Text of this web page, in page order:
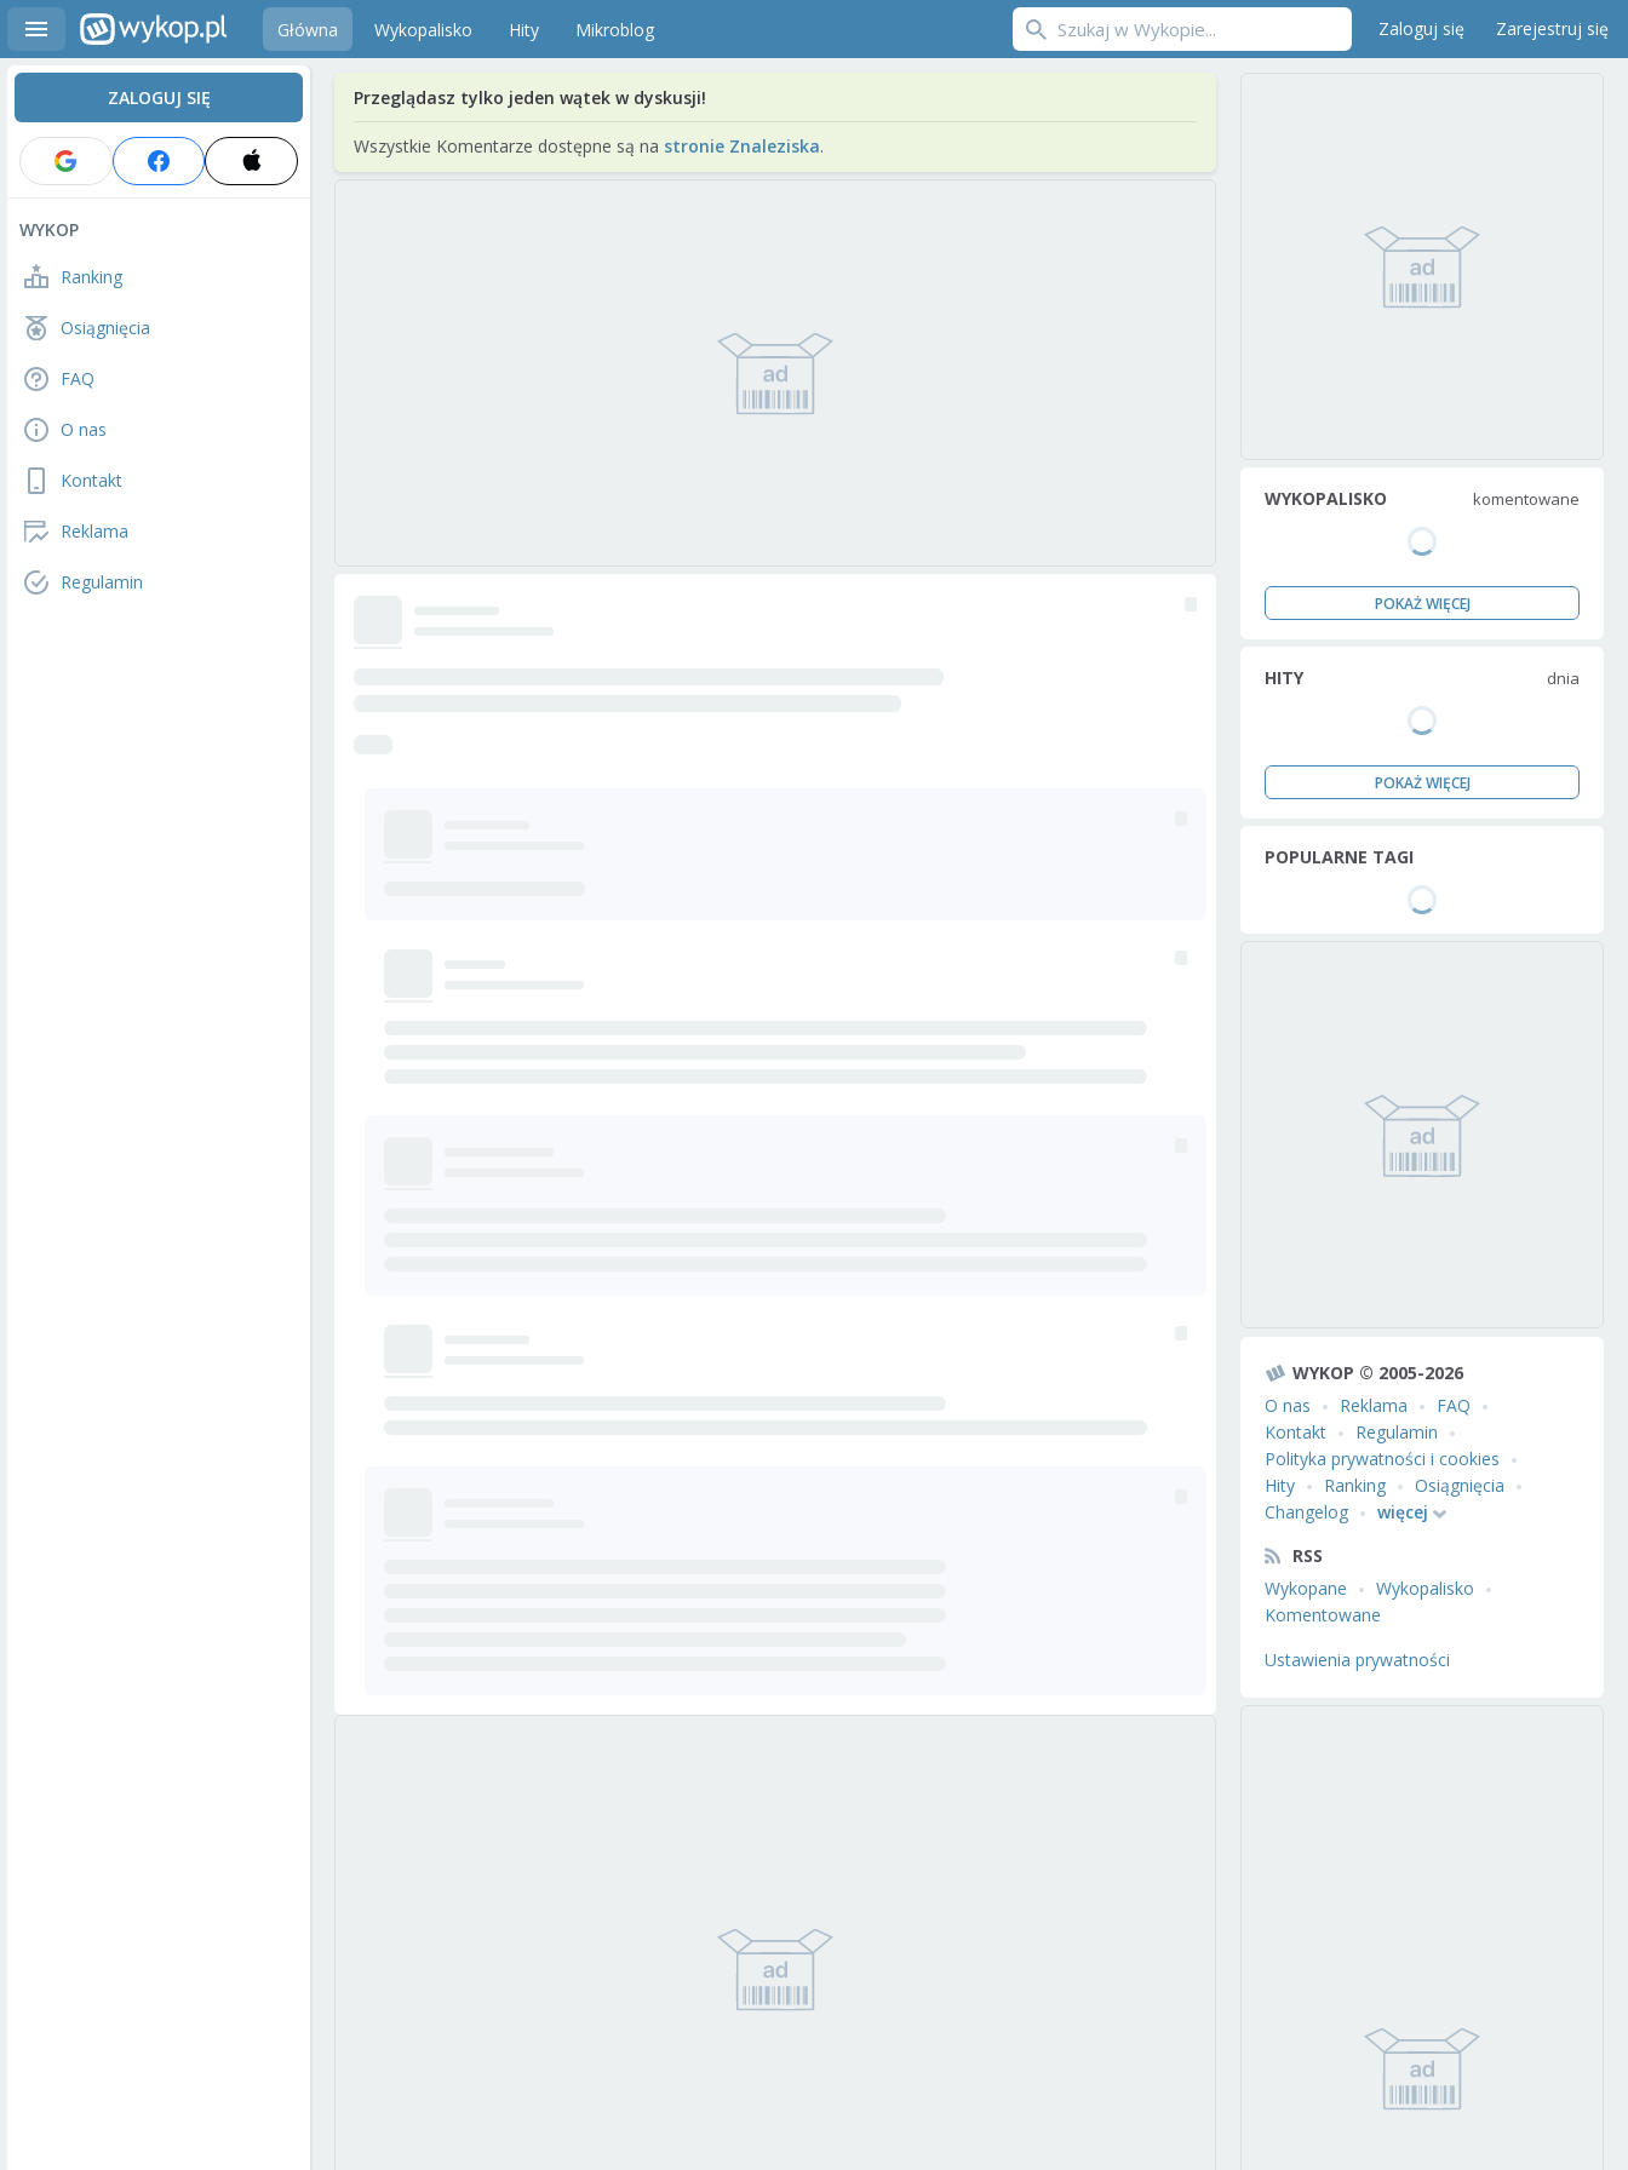
Główna Wykopalisko Hity Mikroblog Zaloguj się Zarejestruj się
ZALOGUJ SIĘ
WYKOP
Ranking
Osiągnięcia
FAQ
O nas
Kontakt
Reklama
Regulamin
Przeglądasz tylko jeden wątek w dyskusji!
Wszystkie Komentarze dostępne są na stronie Znaleziska.
WYKOPALISKO komentowane
POKAŻ WIĘCEJ
HITY dnia
POKAŻ WIĘCEJ
POPULARNE TAGI
WYKOP © 2005-2026
O nas
Reklama
FAQ
Kontakt
Regulamin
Polityka prywatności i cookies
Hity
Ranking
Osiągnięcia
Changelog
więcej
RSS
Wykopane
Wykopalisko
Komentowane
Ustawienia prywatności